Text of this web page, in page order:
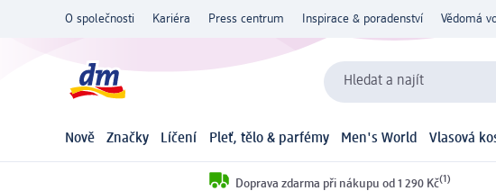
O společnosti Kariéra Press centrum Inspirace & poradenství Vědomá
Hledat a najít
Nově Značky Líčení Pleť, tělo & parfémy Men's World Vlasová
Doprava zdarma při nákupu od 1 290 Kč(1)